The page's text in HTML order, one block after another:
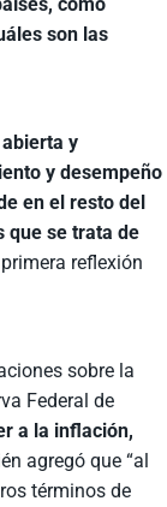
son las
y
y desempeño
en el resto del
que se trata de
reflexión
sobre la
Federal de
a la inflación,
agregó que “al
términos de